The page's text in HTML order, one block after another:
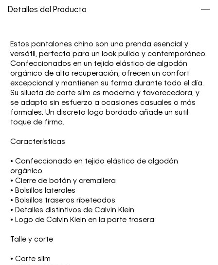
Detalles del Producto
Estos pantalones chino son una prenda esencial y
versátil, perfecta para un look pulido y contemporáneo.
Confeccionados en un tejido elástico de algodón
orgánico de alta recuperación, ofrecen un confort
excepcional y mantienen su forma durante todo el día.
Su silueta de corte slim es moderna y favorecedora, y
se adapta sin esfuerzo a ocasiones casuales o más
formales. Un discreto logo bordado añade un sutil
toque de firma.
Características
• Confeccionado en tejido elástico de algodón
orgánico
• Cierre de botón y cremallera
• Bolsillos laterales
• Bolsillos traseros ribeteados
• Detalles distintivos de Calvin Klein
• Logo de Calvin Klein en la parte trasera
Talle y corte
• Corte slim